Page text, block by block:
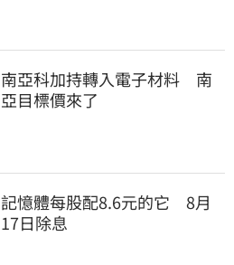
南亞科加持轉入電子材料 南
亞目標價來了
記憶體每股配8.6元的它 8月
17日除息